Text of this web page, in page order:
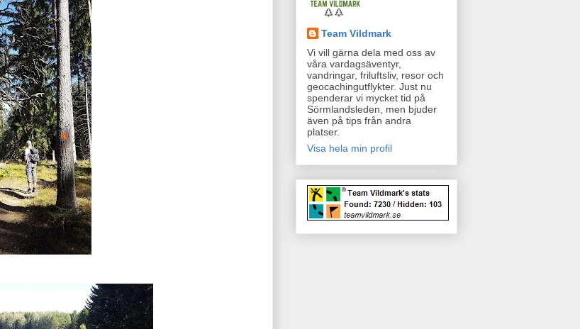
Team Vildmark
Vi vill gärna dela med oss av
våra vardagsäventyr,
vandringar, friluftsliv, resor och
geocachingutflykter. Just nu
spenderar vi mycket tid på
Sörmlandsleden, men bjuder
även på tips från andra
platser.
Visa hela min profil